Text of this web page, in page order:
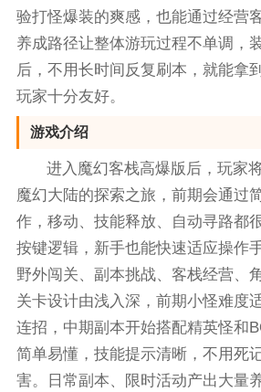
验打怪爆装的爽感，也能通过经营
养成路径让整体游玩过程不单调，
后，不用长时间反复刷本，就能拿
玩家十分友好。
游戏介绍
进入魔幻客栈高爆版后，玩家
魔幻大陆的探索之旅，前期会通过
作，移动、技能释放、自动寻路都
按键逻辑，新手也能快速适应操作
野外闯关、副本挑战、客栈经营、
关卡设计由浅入深，前期小怪难度
连招，中期副本开始搭配精英怪和
简单易懂，技能提示清晰，不用死
害。日常副本、限时活动产出大量